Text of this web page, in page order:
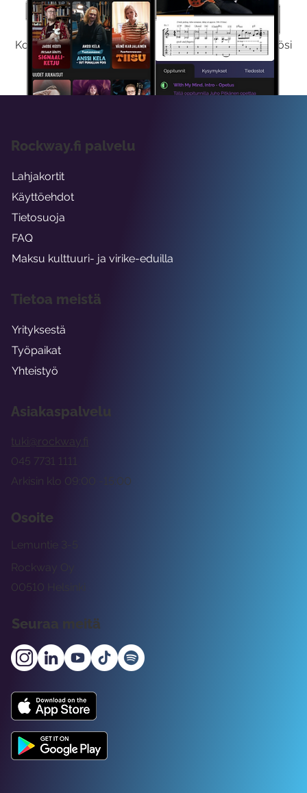
Kokeile Ilmaiseksi
Kokeilemalla ilmaiseksi saat koko sisältömme käyttöösi
viikon ajaksi.
Asiakaspalvelu
tuki@rockway.fi
Arkisin klo 09:00 -15:00
045 7731 1111
Osoite
Rockway Oy
Lemuntie 3-5
00510 Helsinki
Seuraa meitä
Rockway.fi palvelu
Lahjakortit
Käyttöehdot
Tietosuoja
FAQ
Maksu kulttuuri- ja virike-eduilla
Tietoa meistä
Yrityksestä
Työpaikat
Yhteistyö